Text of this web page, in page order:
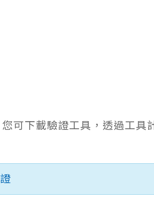
可下載驗證工具，透過工具